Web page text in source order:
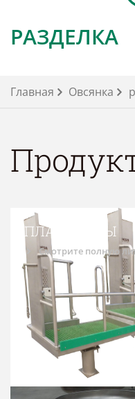
РАЗДЕЛКА
Главная Овсянка
ПЛАТФОРМЫ
Смотрите полную